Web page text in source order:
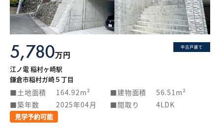
中古戸建て
5,780万円
江ノ電 稲村ヶ崎駅
鎌倉市稲村ガ崎５丁目
土地面積 164.92m² 建物面積
56.51m²
築年数
2025年04月 間取り 4LDK
見学予約可能